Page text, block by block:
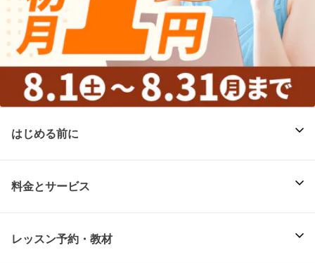
はじめる前に
料金とサービス
レッスン予約・教材